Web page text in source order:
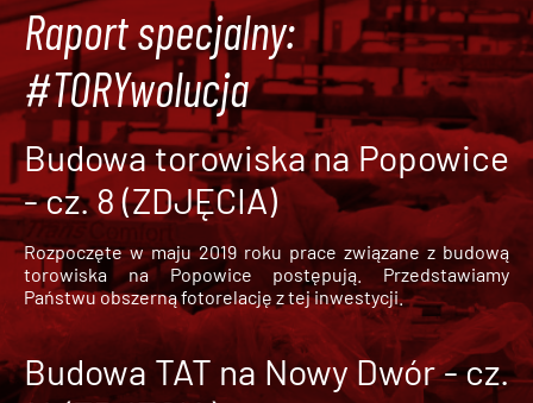
Raport specjalny:
#TORYwolucja
Budowa torowiska na Popowice
- cz. 8 (ZDJĘCIA)
Rozpoczęte w maju 2019 roku prace związane z budową
torowiska na Popowice
postępują. Przedstawiamy
Państwu obszerną fotorelację z tej inwestycji.
Budowa TAT na Nowy Dwór - cz.